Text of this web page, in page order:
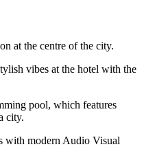
at the centre of the city.
vibes at the hotel with the
pool, which features
city.
with modern Audio Visual